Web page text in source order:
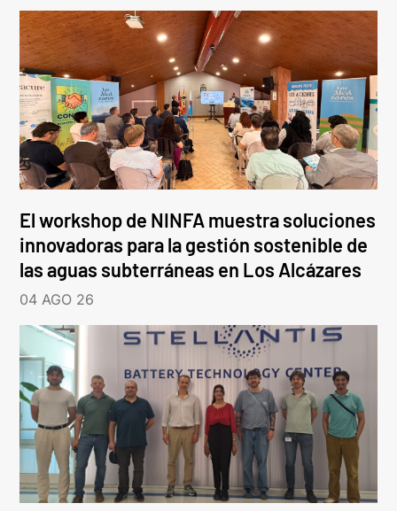
El workshop de NINFA muestra soluciones
innovadoras para la gestión sostenible de
las aguas subterráneas en Los Alcázares
04 AGO 26